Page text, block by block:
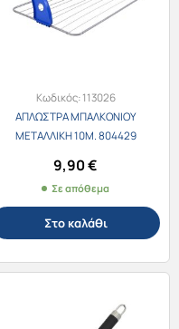
Κωδικός:113026
ΑΠΛΩΣΤΡΑ ΜΠΑΛΚΟΝΙΟΥ
ΜΕΤΑΛΛΙΚΗ 10Μ. 804429
9,90€
Σε απόθεμα
Στο καλάθι